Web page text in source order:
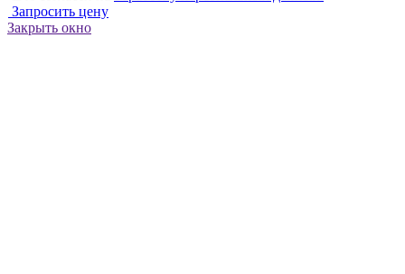
Запросить цену
Закрыть окно